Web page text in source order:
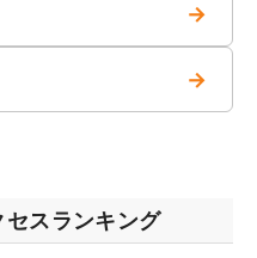
→
→
セスランキング